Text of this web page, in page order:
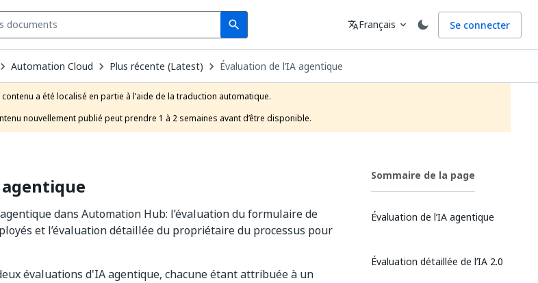
search
Search Langue
translateFrançais expand_more Se connecter
Automation Cloud Plus récente (Latest) Évaluation de l’IA agentique
a été localisé en partie à l’aide de la traduction automatique.
nouvellement publié peut prendre 1 à 2 semaines avant d’être disponible.
dans Automation Hub: l’évaluation du formulaire de
et l’évaluation détaillée du propriétaire du processus pour
évaluations d'IA agentique, chacune étant attribuée à un
Sommaire de la page
Évaluation de l’IA agentique
Évaluation détaillée de l’IA 2.0